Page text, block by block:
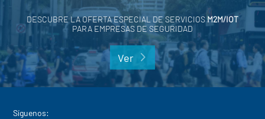
DESCUBRE LA OFERTA ESPECIAL DE SERVICIOSM2M/IOT
PARA EMPRESAS DE SEGURIDAD
Ver
Síguenos: